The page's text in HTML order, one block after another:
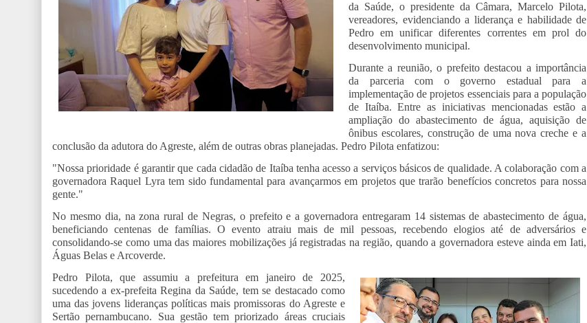
da Saúde, o presidente da Câmara, Marcelo Pilota,
vereadores, evidenciando a liderança e habilidade de
Pedro em unificar diferentes correntes em prol do
desenvolvimento municipal.
Durante a reunião, o prefeito destacou a importância
da parceria com o governo estadual para a
implementação de projetos essenciais para a população
de Itaíba. Entre as iniciativas mencionadas estão a
ampliação do abastecimento de água, aquisição de
ônibus escolares, construção de uma nova creche e a
conclusão da adutora do Agreste, além de outras obras planejadas. Pedro Pilota enfatizou:
"Nossa prioridade é garantir que cada cidadão de Itaíba tenha acesso a serviços básicos de qualidade. A colaboração com a
governadora Raquel Lyra tem sido fundamental para avançarmos em projetos que trarão benefícios concretos para nossa
gente."
No mesmo dia, na zona rural de Negras, o prefeito e a governadora entregaram 14 sistemas de abastecimento de água,
beneficiando centenas de famílias. O evento atraiu mais de mil pessoas, recebendo elogios até de adversários e
consolidando-se como uma das maiores mobilizações já registradas na região, quando a governadora esteve ainda em Iati,
Águas Belas e Arcoverde.
Pedro Pilota, que assumiu a prefeitura em janeiro de 2025,
sucedendo a ex-prefeita Regina da Saúde, tem se destacado como
uma das jovens lideranças políticas mais promissoras do Agreste e
Sertão pernambucano. Sua gestão tem priorizado áreas cruciais